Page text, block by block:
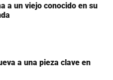
a un viejo conocido en su
a una pieza clave en